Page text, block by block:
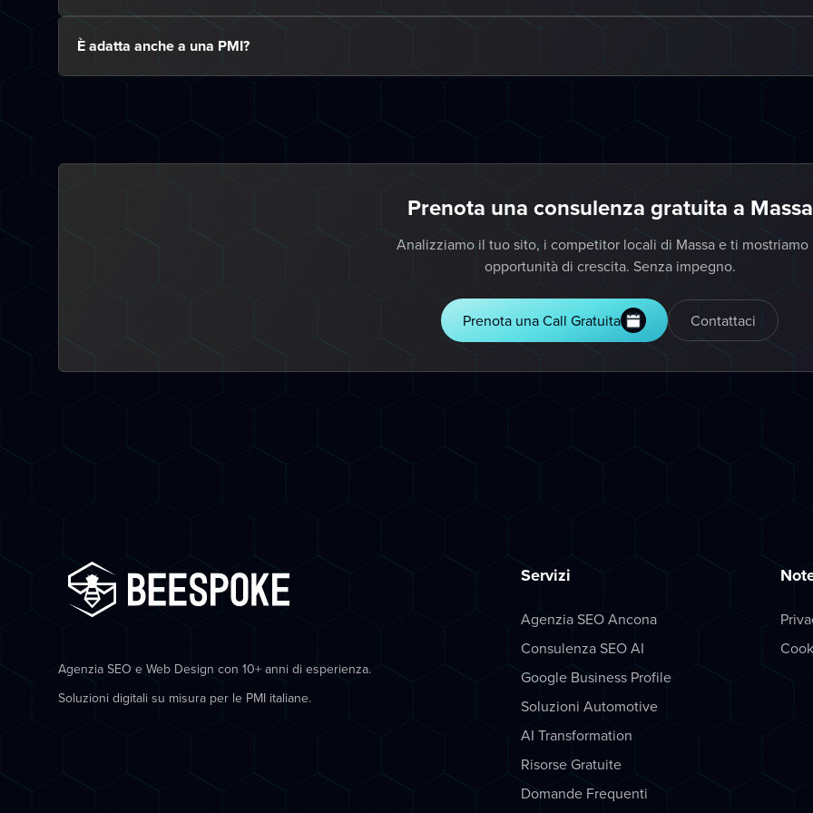
È adatta anche a una PMI?
Prenota una consulenza gratuita a Massa
Analizziamo il tuo sito, i competitor locali di Massa e ti mostriamo
opportunità di crescita. Senza impegno.
Prenota una Call Gratuita Contattaci
Agenzia SEO e Web Design con 10+ anni di esperienza.
Soluzioni digitali su misura per le PMI italiane.
Servizi
Agenzia SEO Ancona
Consulenza SEO AI
Google Business Profile
Soluzioni Automotive
AI Transformation
Risorse Gratuite
Domande Frequenti